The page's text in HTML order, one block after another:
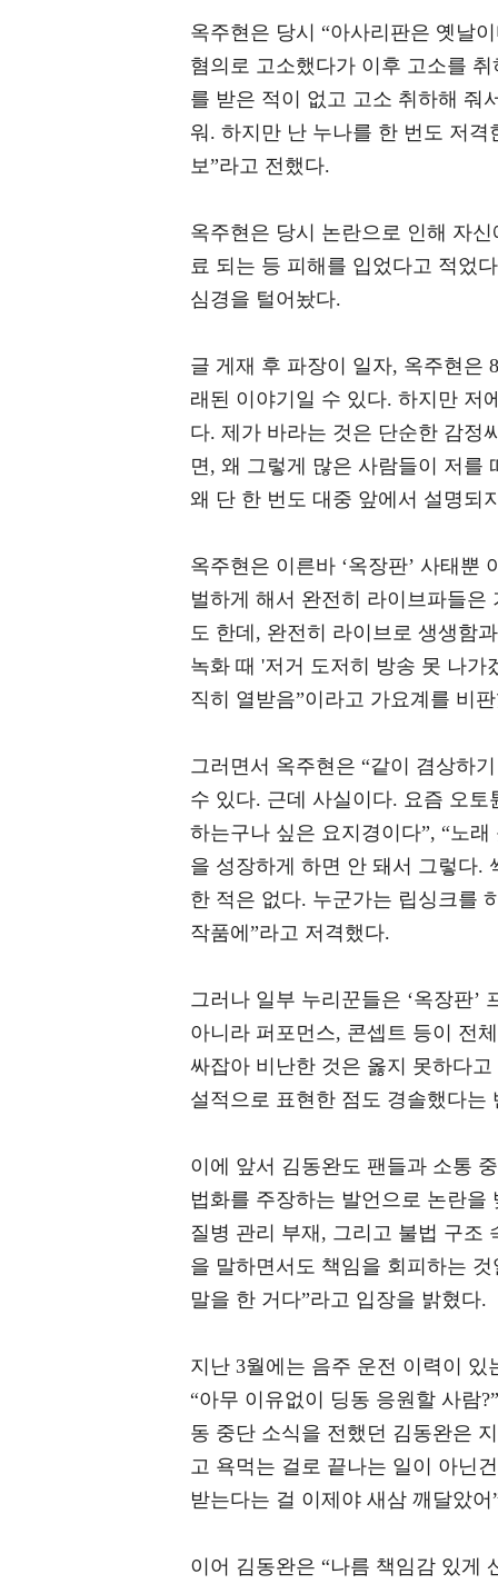
옥주현은 당시 “아사리판은 옛날
혐의로 고소했다가 이후 고소를
를 받은 적이 없고 고소 취하해 줘
워. 하지만 난 누나를 한 번도 저
보”라고 전했다.
옥주현은 당시 논란으로 인해 자
료 되는 등 피해를 입었다고 적었
심경을 털어놨다.
글 게재 후 파장이 일자, 옥주현은
래된 이야기일 수 있다. 하지만 저
다. 제가 바라는 것은 단순한 감정
면, 왜 그렇게 많은 사람들이 저를
왜 단 한 번도 대중 앞에서 설명되
옥주현은 이른바 ‘옥장판’ 사태뿐
벌하게 해서 완전히 라이브파들
도 한데, 완전히 라이브로 생생함
녹화 때 '저거 도저히 방송 못 나가
직히 열받음”이라고 가요계를 비
그러면서 옥주현은 “같이 겸상하
수 있다. 근데 사실이다. 요즘 오
하는구나 싶은 요지경이다”, “노
을 성장하게 하면 안 돼서 그렇다.
한 적은 없다. 누군가는 립싱크를
작품에”라고 저격했다.
그러나 일부 누리꾼들은 ‘옥장판’
아니라 퍼포먼스, 콘셉트 등이 전
싸잡아 비난한 것은 옳지 못하다
설적으로 표현한 점도 경솔했다는
이에 앞서 김동완도 팬들과 소통
법화를 주장하는 발언으로 논란
질병 관리 부재, 그리고 불법 구조
을 말하면서도 책임을 회피하는
말을 한 거다”라고 입장을 밝혔다.
지난 3월에는 음주 운전 이력이
“아무 이유없이 딩동 응원할 사람
동 중단 소식을 전했던 김동완은
고 욕먹는 걸로 끝나는 일이 아닌
받는다는 걸 이제야 새삼 깨달았
이어 김동완은 “나름 책임감 있게